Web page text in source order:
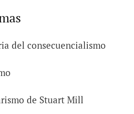
del consecuencialismo
de Stuart Mill